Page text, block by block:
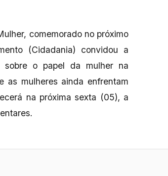
comemorado no próximo
(Cidadania) convidou a
sobre o papel da mulher na
as mulheres ainda enfrentam
na próxima sexta (05), a